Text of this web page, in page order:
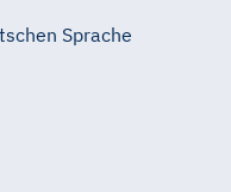
Sprache